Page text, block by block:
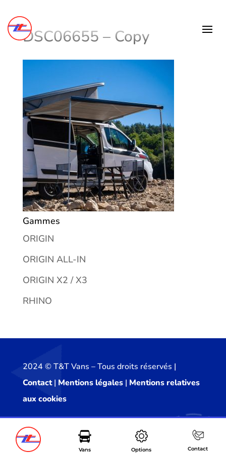
Vans Options Contact
DSC06655 – Copy
Gammes
ORIGIN
ORIGIN ALL-IN
ORIGIN X2 / X3
RHINO
2024 ©️ T&T Vans – Tous droits réservés |
Contact| Mentions légales| Mentions relatives
aux cookies